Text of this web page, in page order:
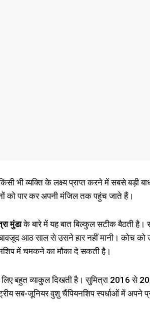
भी व्यक्ति के लक्ष्य प्राप्त करने में सबसे बड़ी
को पार कर अपनी मंजिल तक पहुंच जाते हैं।
मुंडाके बारे में यह बात बिल्कुल सटीक बैठती
आठ साल से उसने हार नहीं मानी। कोच को
में चमकने का मौका दे सकती है।
बहुत व्याकुल दिखती है। सुमित्रा 2016 से
सब-जूनियर वुशु चैंपियनशिप स्पर्धाओं में अपने